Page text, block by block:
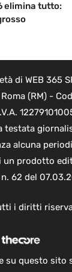
elimina tutto:
di WEB 365
(RM) -
testata
alcuna
prodotto
62 del
i diritti
su questo sito